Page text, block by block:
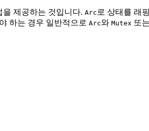
제공하는 것입니다. Arc 로 상태를 래
하는 경우 일반적으로 Arc와 Mutex 또는